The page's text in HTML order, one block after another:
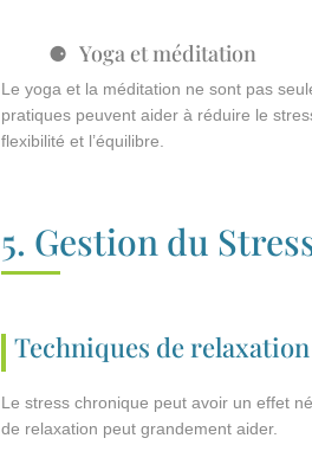
Yoga et méditation
Le yoga et la méditation ne sont pas
pratiques peuvent aider à réduire le
flexibilité et l’équilibre.
5. Gestion du
Techniques de relaxation
Le stress chronique peut avoir un effet
de relaxation peut grandement aider.